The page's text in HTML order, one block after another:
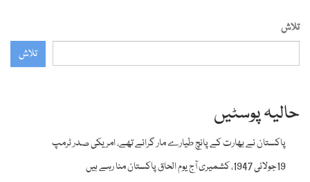
تلاش
تلاش
حالیہ پوسٹیں
پاکستان نے بھارت کے پانچ طیارے مار گرائے تھے، امریکی صدر ٹرمپ
19جولائی 1947، کشمیری آج یوم الحاق پاکستان منا رہے ہیں